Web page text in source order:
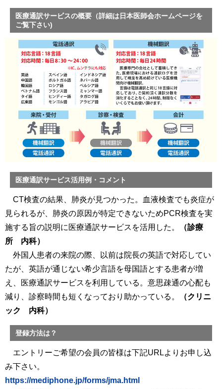
医療通訳サービスの概要（詳細は日本医師会ホームページを
ご覧下さい)
医療通訳サービス活用例・コメント
CT検査の結果、肺炎が見つかった。血液検査でも炎症が
見られるが、肺炎の原因が特定できないためPCR検査を実
施する旨の説明に医療通訳サービスを活用した。
（診療
所 内科）
外国人患者の来院の際、以前は院長の英語で対応してい
たが、英語が通じない希少言語を母国語とする患者が増
え、医療通訳サービスを利用している。意思疎通の心配も
減り、診察時間も短くなっており助かっている。
（クリニ
ック 内科）
登録方法は？
エントリーご希望の会員の皆様は下記URLよりお申し込
み下さい。
https://mediphone.jp/forms/jma.html